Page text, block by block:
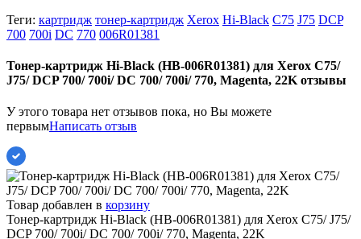
Теги: картридж тонер-картридж Xerox Hi-Black C75 J75 DCP
700 700i DC 770 006R01381
Тонер-картридж Hi-Black (HB-006R01381) для Xerox C75/
J75/ DCP 700/ 700i/ DC 700/ 700i/ 770, Magenta, 22K отзывы
У этого товара нет отзывов пока, но Вы можете
первымНаписать отзыв
Товар добавлен в корзину
Тонер-картридж Hi-Black (HB-006R01381) для Xerox C75/ J75/
DCP 700/ 700i/ DC 700/ 700i/ 770, Magenta, 22K